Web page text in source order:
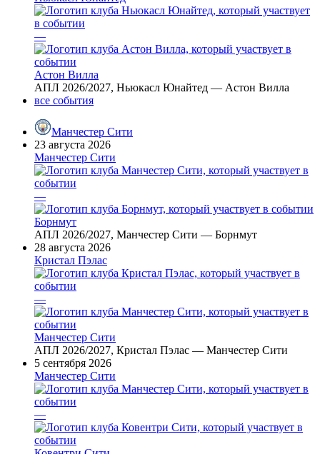
—
Астон Вилла
АПЛ 2026/2027, Ньюкасл Юнайтед — Астон Вилла
все события
Манчестер Сити
23 августа 2026
Манчестер Сити
—
Борнмут
АПЛ 2026/2027, Манчестер Сити — Борнмут
28 августа 2026
Кристал Пэлас
—
Манчестер Сити
АПЛ 2026/2027, Кристал Пэлас — Манчестер Сити
5 сентября 2026
Манчестер Сити
—